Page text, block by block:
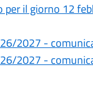
per il giorno 12
2027 -
2027 -